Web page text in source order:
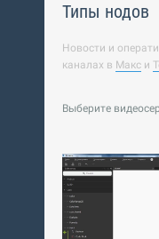
Типы нодов
Новости и
каналах в Макс и
Выберите